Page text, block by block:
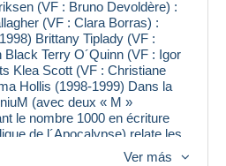
(VF : Bruno Devoldère) :
(VF : Clara Borras) :
Brittany Tiplady (VF :
Terry O´Quinn (VF : Igor
Klea Scott (VF : Christiane
Hollis (1998-1999) Dans la
(avec deux « M »
le nombre 1000 en écriture
de l´Apocalypse) relate les
ancien criminologue du FBI
Ver más